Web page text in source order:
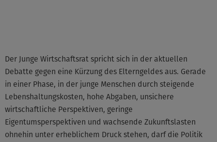
Der Junge Wirtschaftsrat spricht sich in der aktuellen
Debatte gegen eine Kürzung des Elterngeldes aus. Gerade
in einer Phase, in der junge Menschen durch steigende
Lebenshaltungskosten, hohe Abgaben, unsichere
wirtschaftliche Perspektiven, geringe
Eigentumsperspektiven und wachsende Zukunftslasten
ohnehin unter erheblichem Druck stehen, darf die Politik